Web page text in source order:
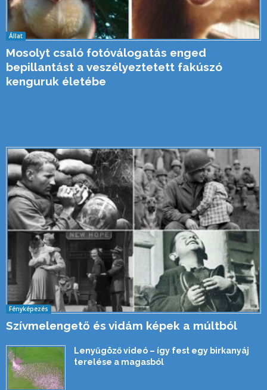
Állat
Mosolyt csaló fotóválogatás enged
bepillantást a veszélyeztetett fakúszó
kenguruk életébe
Fényképezés
Szívmelengető és vidám képek a múltból
Lenyűgöző videó – így fest egy birkanyáj
terelése a magasból